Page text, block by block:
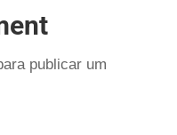
publicar um